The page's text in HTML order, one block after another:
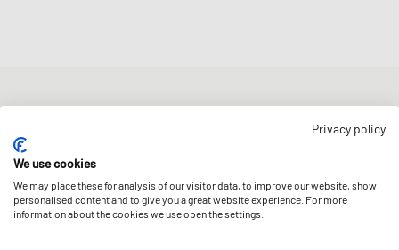
Erhalte 5% Welcome-Rabatt und die neusten BSTN-Updates zu
Raffles & New Arrivals. Registriere dich jetzt!
E-Mail-Adresse
JETZT ANMELDEN
Privacy policy
We use cookies
We may place these for analysis of our visitor data, to improve our website, show
personalised content and to give you a great website experience. For more
information about the cookies we use open the settings.